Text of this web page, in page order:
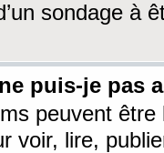
sondage à
puis-je pas
peuvent être
voir, lire,